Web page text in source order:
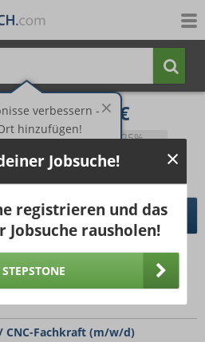
verbessern -
hinzufügen!
3.328 €
50% 25%
40 Wochenstunden.
pro Monat
für CNC-
CNC-Fachkraft (m/w/d)
Jobsuche!
registrieren und das
Jobsuche rausholen!